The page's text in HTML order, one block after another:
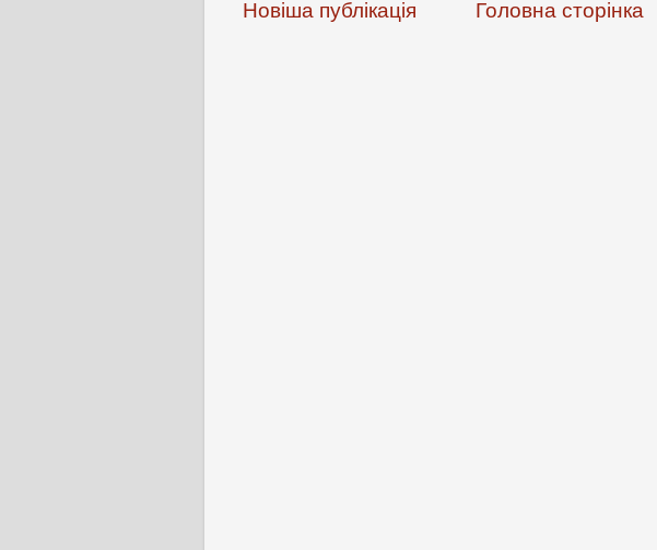
Новіша публікація Головна сторінка